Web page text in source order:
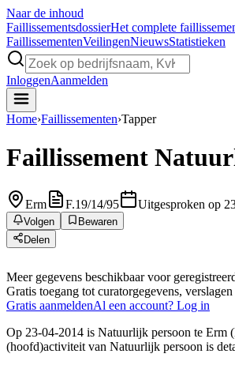
Naar de inhoud
FaillissementsdossierHet complete
FaillissementenVeilingenNieuwsStatistieken
InloggenAanmelden
Home›Faillissementen›Tapper
Faillissement
Erm F.19/14/95 Uitgesproken op
Volgen
Bewaren
Delen
Meer gegevens beschikbaar voor
Gratis toegang tot curatorgegevens,
Gratis aanmeldenAl een account? Log in
Op 23-04-2014 is Natuurlijk persoon te Erm
(hoofd)activiteit van Natuurlijk persoon is